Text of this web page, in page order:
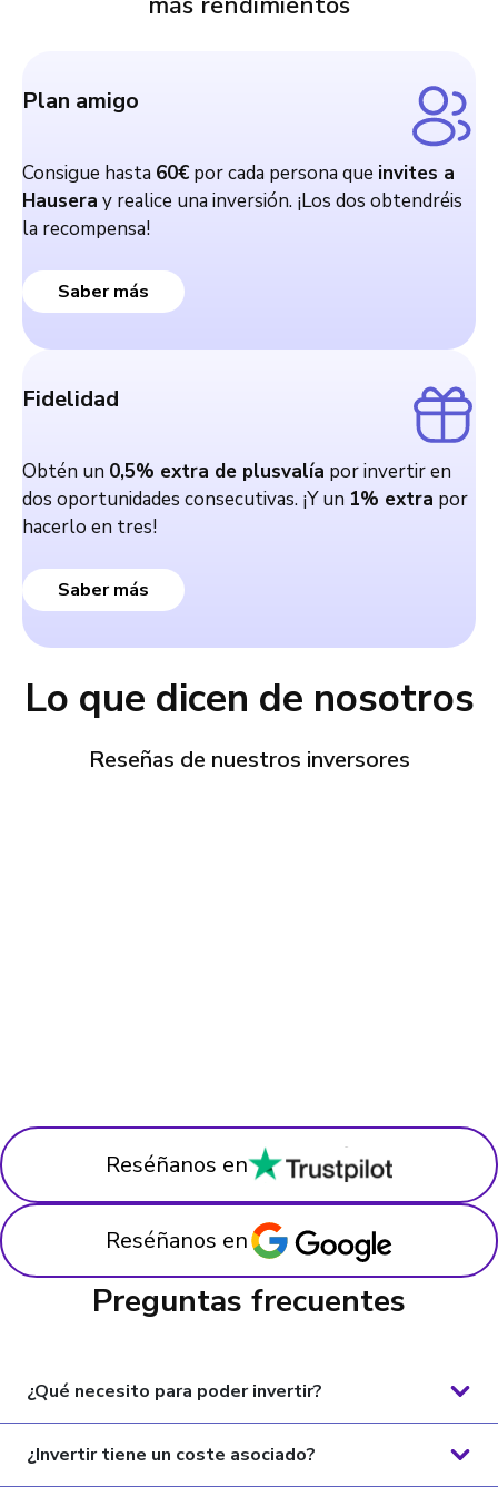
Plan amigo
Consigue hasta 60€ por cada persona que invites a
Hausera y realice una inversión. ¡Los dos obtendréis
la recompensa!
Saber más
Fidelidad
Obtén un 0,5% extra de plusvalía por invertir en
dos oportunidades consecutivas. ¡Y un 1% extra por
hacerlo en tres!
Saber más
Lo que dicen de nosotros
Reseñas de nuestros inversores
Reséñanos en
Reséñanos en
Preguntas frecuentes
¿Qué necesito para poder invertir?
Primero, crea tu cuenta en Hausera y verifica tu
¿Invertir tiene un coste asociado?